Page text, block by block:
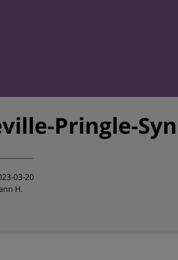
Pringle-
03-20
H.